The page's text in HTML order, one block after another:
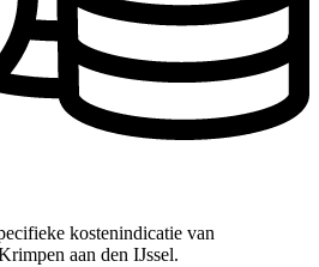
kostenindicatie van
aan den IJssel.